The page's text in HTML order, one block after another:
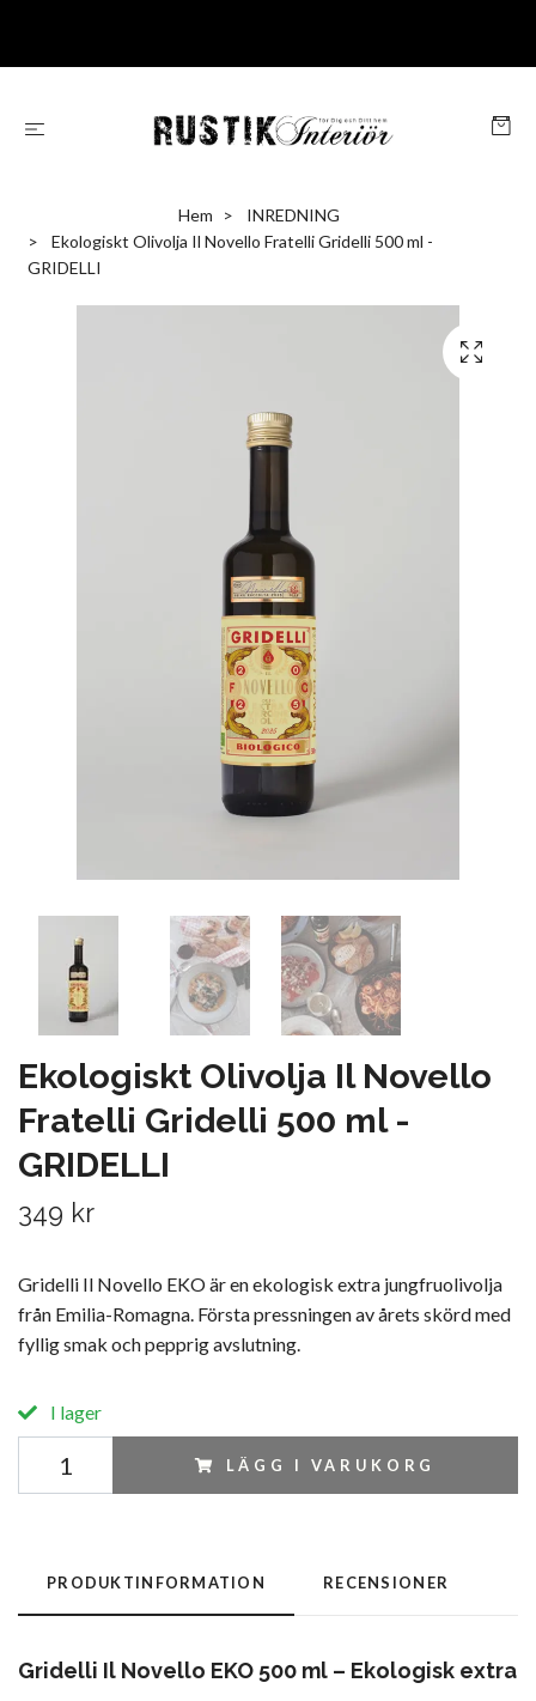
Hem
INREDNING
Ekologiskt Olivolja Il Novello Fratelli Gridelli 500 ml -
GRIDELLI
Ekologiskt Olivolja Il Novello
Fratelli Gridelli 500 ml -
GRIDELLI
349 kr
Gridelli Il Novello EKO är en ekologisk extra jungfruolivolja
från Emilia-Romagna. Första pressningen av årets skörd med
fyllig smak och pepprig avslutning.
I lager
LÄGG I VARUKORG
PRODUKTINFORMATION RECENSIONER
Gridelli Il Novello EKO 500 ml – Ekologisk extra